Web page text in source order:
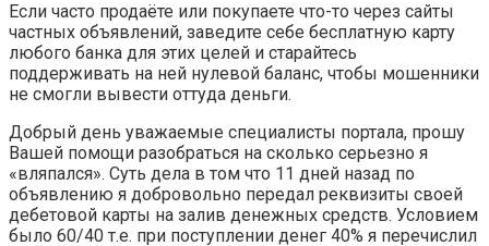
Если часто продаёте или покупаете что-то через сайты
частных объявлений, заведите себе бесплатную карту
любого банка для этих целей и старайтесь
поддерживать на ней нулевой баланс, чтобы мошенники
не смогли вывести оттуда деньги.
Добрый день уважаемые специалисты портала, прошу
Вашей помощи разобраться на сколько серьезно я
«вляпался». Суть дела в том что 11 дней назад по
объявлению я добровольно передал реквизиты своей
дебетовой карты на залив денежных средств. Условием
было 60/40 т.е. при поступлении денег 40% я перечислил